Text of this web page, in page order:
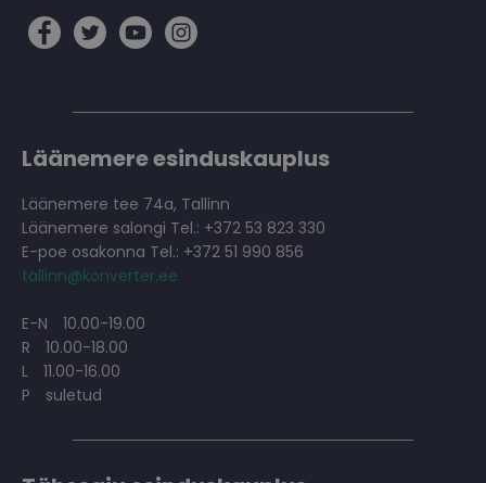
Läänemere esinduskauplus
Läänemere tee 74a, Tallinn
Läänemere salongi Tel.: +372 53 823 330
E-poe osakonna Tel.: +372 51 990 856
tallinn@konverter.ee
E-N
10.00-19.00
R
10.00-18.00
L
11.00-16.00
P
suletud